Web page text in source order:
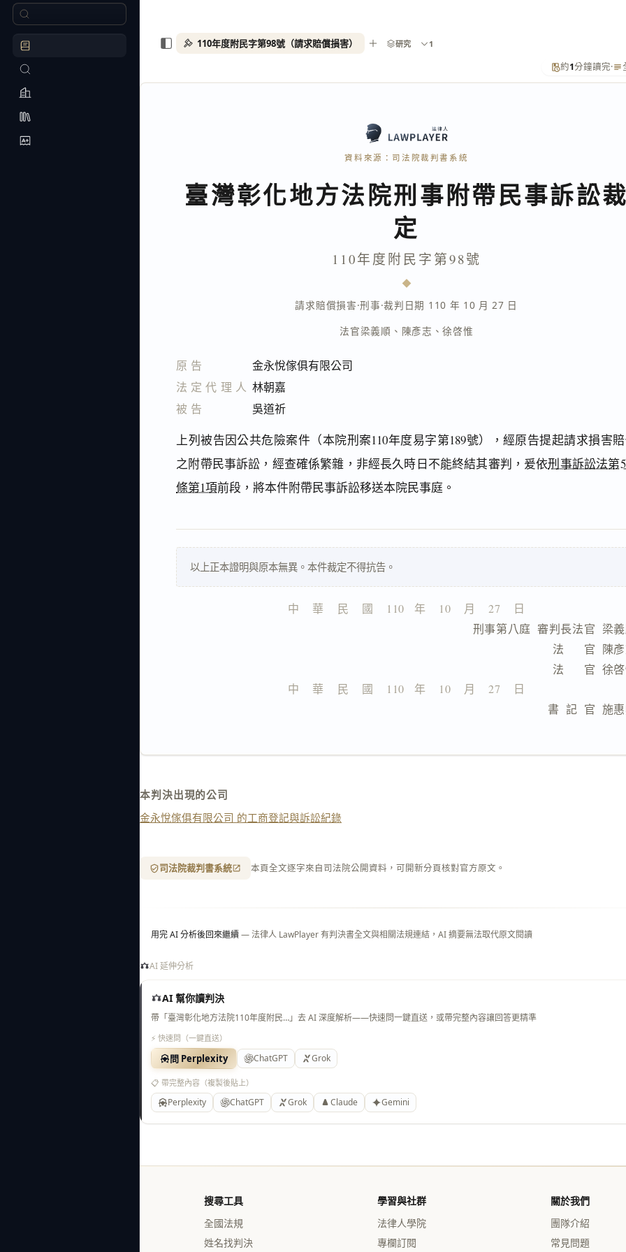
約1分鐘讀完·
資料來源：司法院裁判書系統
臺灣彰化地方法院刑事附帶民事訴訟裁
定
110年度附民字第98號
請求賠償損害·刑事·裁判日期 110 年 10 月 27 日
法官梁義順 、 陳彥志 、徐啓惟
原告
金永悅傢俱有限公司
法定代理人 林朝嘉
被告
吳道祈
上列被告因公共危險案件（本院刑案110年度易字第189號），經原告提起請求損害
之附帶民事訴訟，經查確係繁雜，非經長久時日不能終結其審判，爰依刑事訴訟法第
條第1項前段，將本件附帶民事訴訟移送本院民事庭。
以上正本證明與原本無異。本件裁定不得抗告。
中    華    民    國    110   年    10    月    27    日
刑事第八庭  審判長法官  梁
法      官  陳
法      官  徐
中    華    民    國    110   年    10    月    27    日
書  記  官  施
本判決出現的公司
金永悅傢俱有限公司 的工商登記與訴訟紀錄
司法院裁判書系統 本頁全文逐字來自司法院公開資料，可開新分頁核對官方原文。
用完 AI 分析後回來繼續— 法律人 LawPlayer 有判決書全文與相關法規連結，AI 摘要無法取代原文閱讀
AI 延伸分析
AI 幫你讀判決
帶「臺灣彰化地方法院110年度附民…」去 AI 深度解析——快速問一鍵直送，或帶完整內容讓回答更精準
⚡ 快速問（一鍵直送）
問 Perplexity ChatGPT Grok
📋 帶完整內容（複製後貼上）
Perplexity ChatGPT Grok Claude Gemini
搜尋工具
全國法規
姓名找判決
學習與社群
法律人學院
專欄訂閱
關於我們
團隊介紹
常見問題
110年度附民字第98號（請求賠償損害） 研究 1